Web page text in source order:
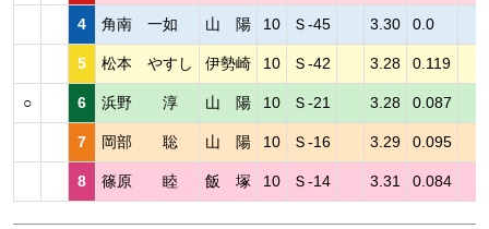
4 角南 一如 山 陽 10 Ｓ-45 3.30 0.0
5 松本 やすし 伊勢崎 10 Ｓ-42 3.28 0.119
○ 6 浜野 淳 山 陽 10 Ｓ-21 3.28 0.087
7 岡部 聡 山 陽 10 Ｓ-16 3.29 0.095
8 篠原 睦 飯 塚 10 Ｓ-14 3.31 0.084